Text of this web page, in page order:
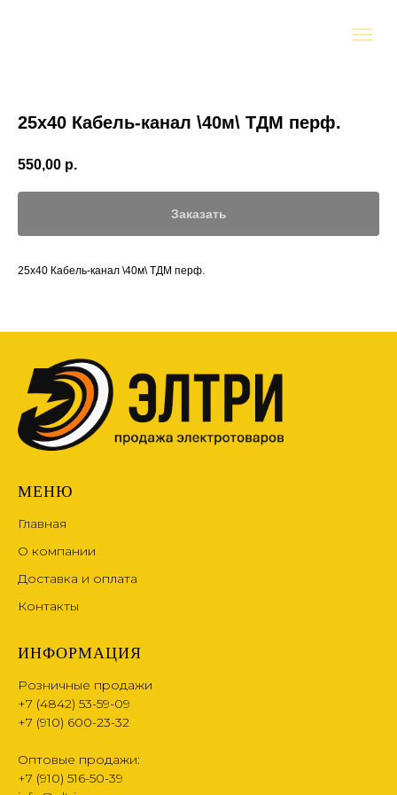
25х40 Кабель-канал \40м\ ТДМ перф.
550,00 р.
Заказать
25х40 Кабель-канал \40м\ ТДМ перф.
МЕНЮ
Главная
О компании
Доставка и оплата
Контакты
ИНФОРМАЦИЯ
Розничные продажи
+7 (4842) 53-59-09
+7 (910) 600-23-32
Оптовые продажи:
+7 (910) 516-50-39